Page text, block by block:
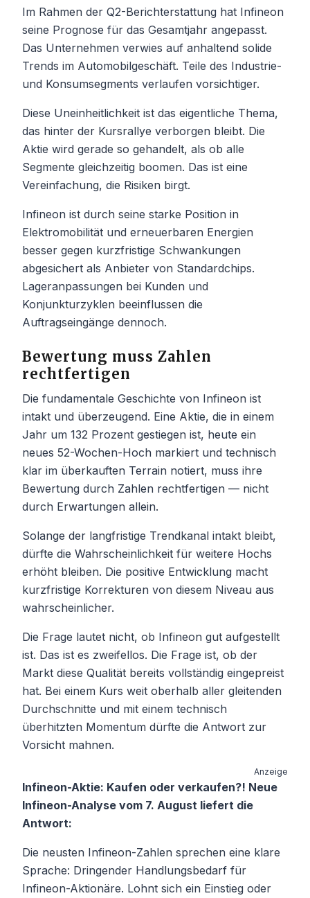
Im Rahmen der Q2-Berichterstattung hat Infineon
seine Prognose für das Gesamtjahr angepasst.
Das Unternehmen verwies auf anhaltend solide
Trends im Automobilgeschäft. Teile des Industrie-
und Konsumsegments verlaufen vorsichtiger.
Diese Uneinheitlichkeit ist das eigentliche Thema,
das hinter der Kursrallye verborgen bleibt. Die
Aktie wird gerade so gehandelt, als ob alle
Segmente gleichzeitig boomen. Das ist eine
Vereinfachung, die Risiken birgt.
Infineon ist durch seine starke Position in
Elektromobilität und erneuerbaren Energien
besser gegen kurzfristige Schwankungen
abgesichert als Anbieter von Standardchips.
Lageranpassungen bei Kunden und
Konjunkturzyklen beeinflussen die
Auftragseingänge dennoch.
Bewertung muss Zahlen
rechtfertigen
Die fundamentale Geschichte von Infineon ist
intakt und überzeugend. Eine Aktie, die in einem
Jahr um 132 Prozent gestiegen ist, heute ein
neues 52-Wochen-Hoch markiert und technisch
klar im überkauften Terrain notiert, muss ihre
Bewertung durch Zahlen rechtfertigen — nicht
durch Erwartungen allein.
Solange der langfristige Trendkanal intakt bleibt,
dürfte die Wahrscheinlichkeit für weitere Hochs
erhöht bleiben. Die positive Entwicklung macht
kurzfristige Korrekturen von diesem Niveau aus
wahrscheinlicher.
Die Frage lautet nicht, ob Infineon gut aufgestellt
ist. Das ist es zweifellos. Die Frage ist, ob der
Markt diese Qualität bereits vollständig eingepreist
hat. Bei einem Kurs weit oberhalb aller gleitenden
Durchschnitte und mit einem technisch
überhitzten Momentum dürfte die Antwort zur
Vorsicht mahnen.
Anzeige
Infineon-Aktie: Kaufen oder verkaufen?! Neue
Infineon-Analyse vom 7. August liefert die
Antwort:
Die neusten Infineon-Zahlen sprechen eine klare
Sprache: Dringender Handlungsbedarf für
Infineon-Aktionäre. Lohnt sich ein Einstieg oder